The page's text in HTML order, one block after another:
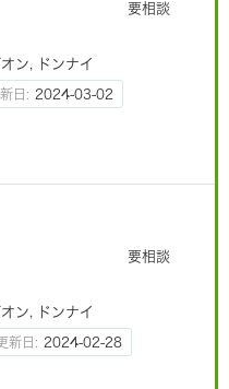
要相談
ン, ドンナイ
日: 2024-03-02
要相談
ン, ドンナイ
新日: 2024-02-28